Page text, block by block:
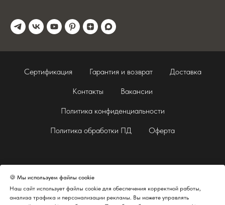
🍪 Мы используем файлы cookie
Наш сайт использует файлы cookie для обеспечения корректной работы,
анализа трафика и персонализации рекламы. Вы можете управлять
Сертификация Гарантия и возврат Доставка
Контакты Вакансии
Политика конфиденциальности
Политика обработки ПД Оферта